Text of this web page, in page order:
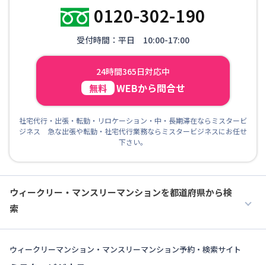
0120-302-190
受付時間：平日 10:00-17:00
24時間365日対応中
無料 WEBから問合せ
社宅代行・出張・転勤・リロケーション・中・長期滞在ならミスタービ
ジネス 急な出張や転勤・社宅代行業務ならミスタービジネスにお任せ
下さい。
ウィークリー・マンスリーマンションを都道府県から検
索
ウィークリーマンション・マンスリーマンション予約・検索サイト